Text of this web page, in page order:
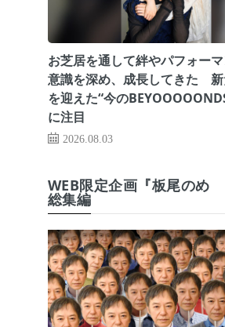
お芝居を通して絆やパフォー
意識を深め、成長してきた
を迎えた“今の
に注目
2026.08.03
WEB限定企画『板尾の
総集編